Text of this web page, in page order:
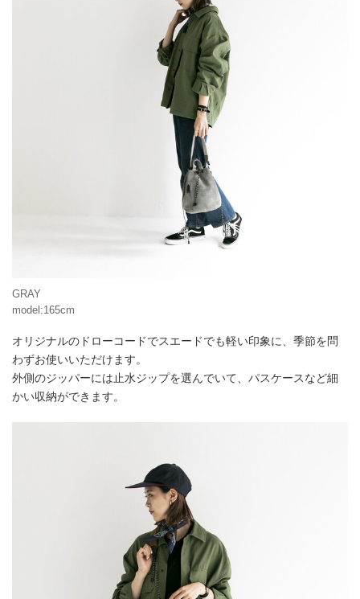
GRAY
model:165cm
オリジナルのドローコードでスエードでも軽い印象に、季節を問
わずお使いいただけます。
外側のジッパーには止水ジップを選んでいて、パスケースなど細
かい収納ができます。